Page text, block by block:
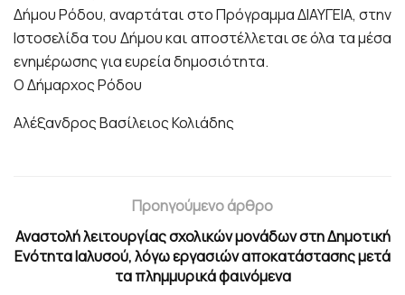
Δήμου Ρόδου, αναρτάται στο Πρόγραμμα ΔΙΑΥΓΕΙΑ, στην
Ιστοσελίδα του Δήμου και αποστέλλεται σε όλα τα μέσα
ενημέρωσης για ευρεία δημοσιότητα.
Ο Δήμαρχος Ρόδου
Αλέξανδρος Βασίλειος Κολιάδης
Προηγούμενο άρθρο
Αναστολή λειτουργίας σχολικών μονάδων στη Δημοτική
Ενότητα Ιαλυσού, λόγω εργασιών αποκατάστασης μετά
τα πλημμυρικά φαινόμενα